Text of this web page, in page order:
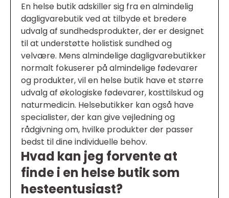
En helse butik adskiller sig fra en almindelig
dagligvarebutik ved at tilbyde et bredere
udvalg af sundhedsprodukter, der er designet
til at understøtte holistisk sundhed og
velvære. Mens almindelige dagligvarebutikker
normalt fokuserer på almindelige fødevarer
og produkter, vil en helse butik have et større
udvalg af økologiske fødevarer, kosttilskud og
naturmedicin. Helsebutikker kan også have
specialister, der kan give vejledning og
rådgivning om, hvilke produkter der passer
bedst til dine individuelle behov.
Hvad kan jeg forvente at
finde i en helse butik som
hesteentusiast?